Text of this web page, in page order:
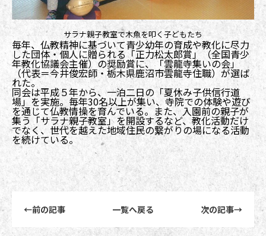
サラナ親子教室で木魚を叩く子どもたち
毎年、仏教精神に基づいて青少幼年の育成や教化に尽力
した団体・個人に贈られる「正力松太郎賞」（全国青少
年教化協議会主催）の奨励賞に、「雲龍寺集いの会」
（代表＝今井俊宏師・栃木県鹿沼市雲龍寺住職）が選ば
れた。
同会は平成５年から、一泊二日の「夏休み子供信行道
場」を実施。毎年30名以上が集い、寺院での体験や遊び
を通じて仏教情操を育んでいる。また、入園前の親子が
集う「サラナ親子教室」を開設するなど、教化活動だけ
でなく、世代を越えた地域住民の繋がりの場になる活動
を続けている。
←前の記事 一覧へ戻る 次の記事→